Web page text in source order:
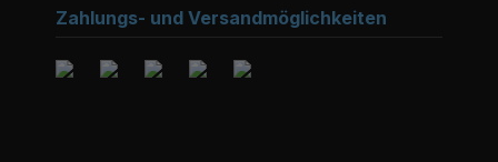
Zahlungs- und Versandmöglichkeiten